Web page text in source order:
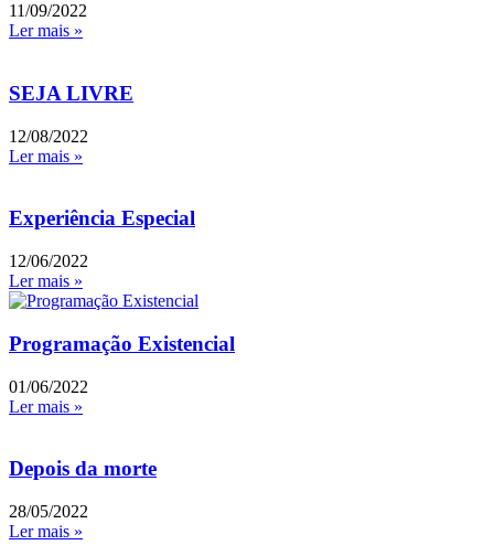
11/09/2022
Ler mais »
SEJA LIVRE
12/08/2022
Ler mais »
Experiência Especial
12/06/2022
Ler mais »
Programação Existencial
01/06/2022
Ler mais »
Depois da morte
28/05/2022
Ler mais »